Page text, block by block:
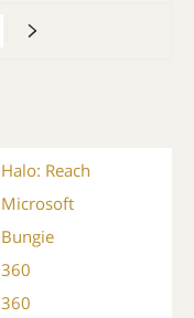
Halo: Reach
Microsoft
Bungie
360
360